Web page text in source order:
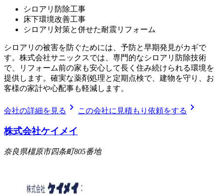
シロアリ防除工事
床下環境改善工事
シロアリ対策と併せた耐震リフォーム
シロアリの被害を防ぐためには、予防と早期発見がカギで
す。株式会社サニックスでは、専門的なシロアリ防除技術
で、リフォーム前の家も安心して長く住み続けられる環境を
提供します。確実な薬剤処理と定期点検で、建物を守り、お
客様の家計や心配事も軽減します。
会社の詳細を見る chevron_right この会社に見積もり依頼をする chevron_right
株式会社ケイメイ
奈良県橿原市四条町805番地